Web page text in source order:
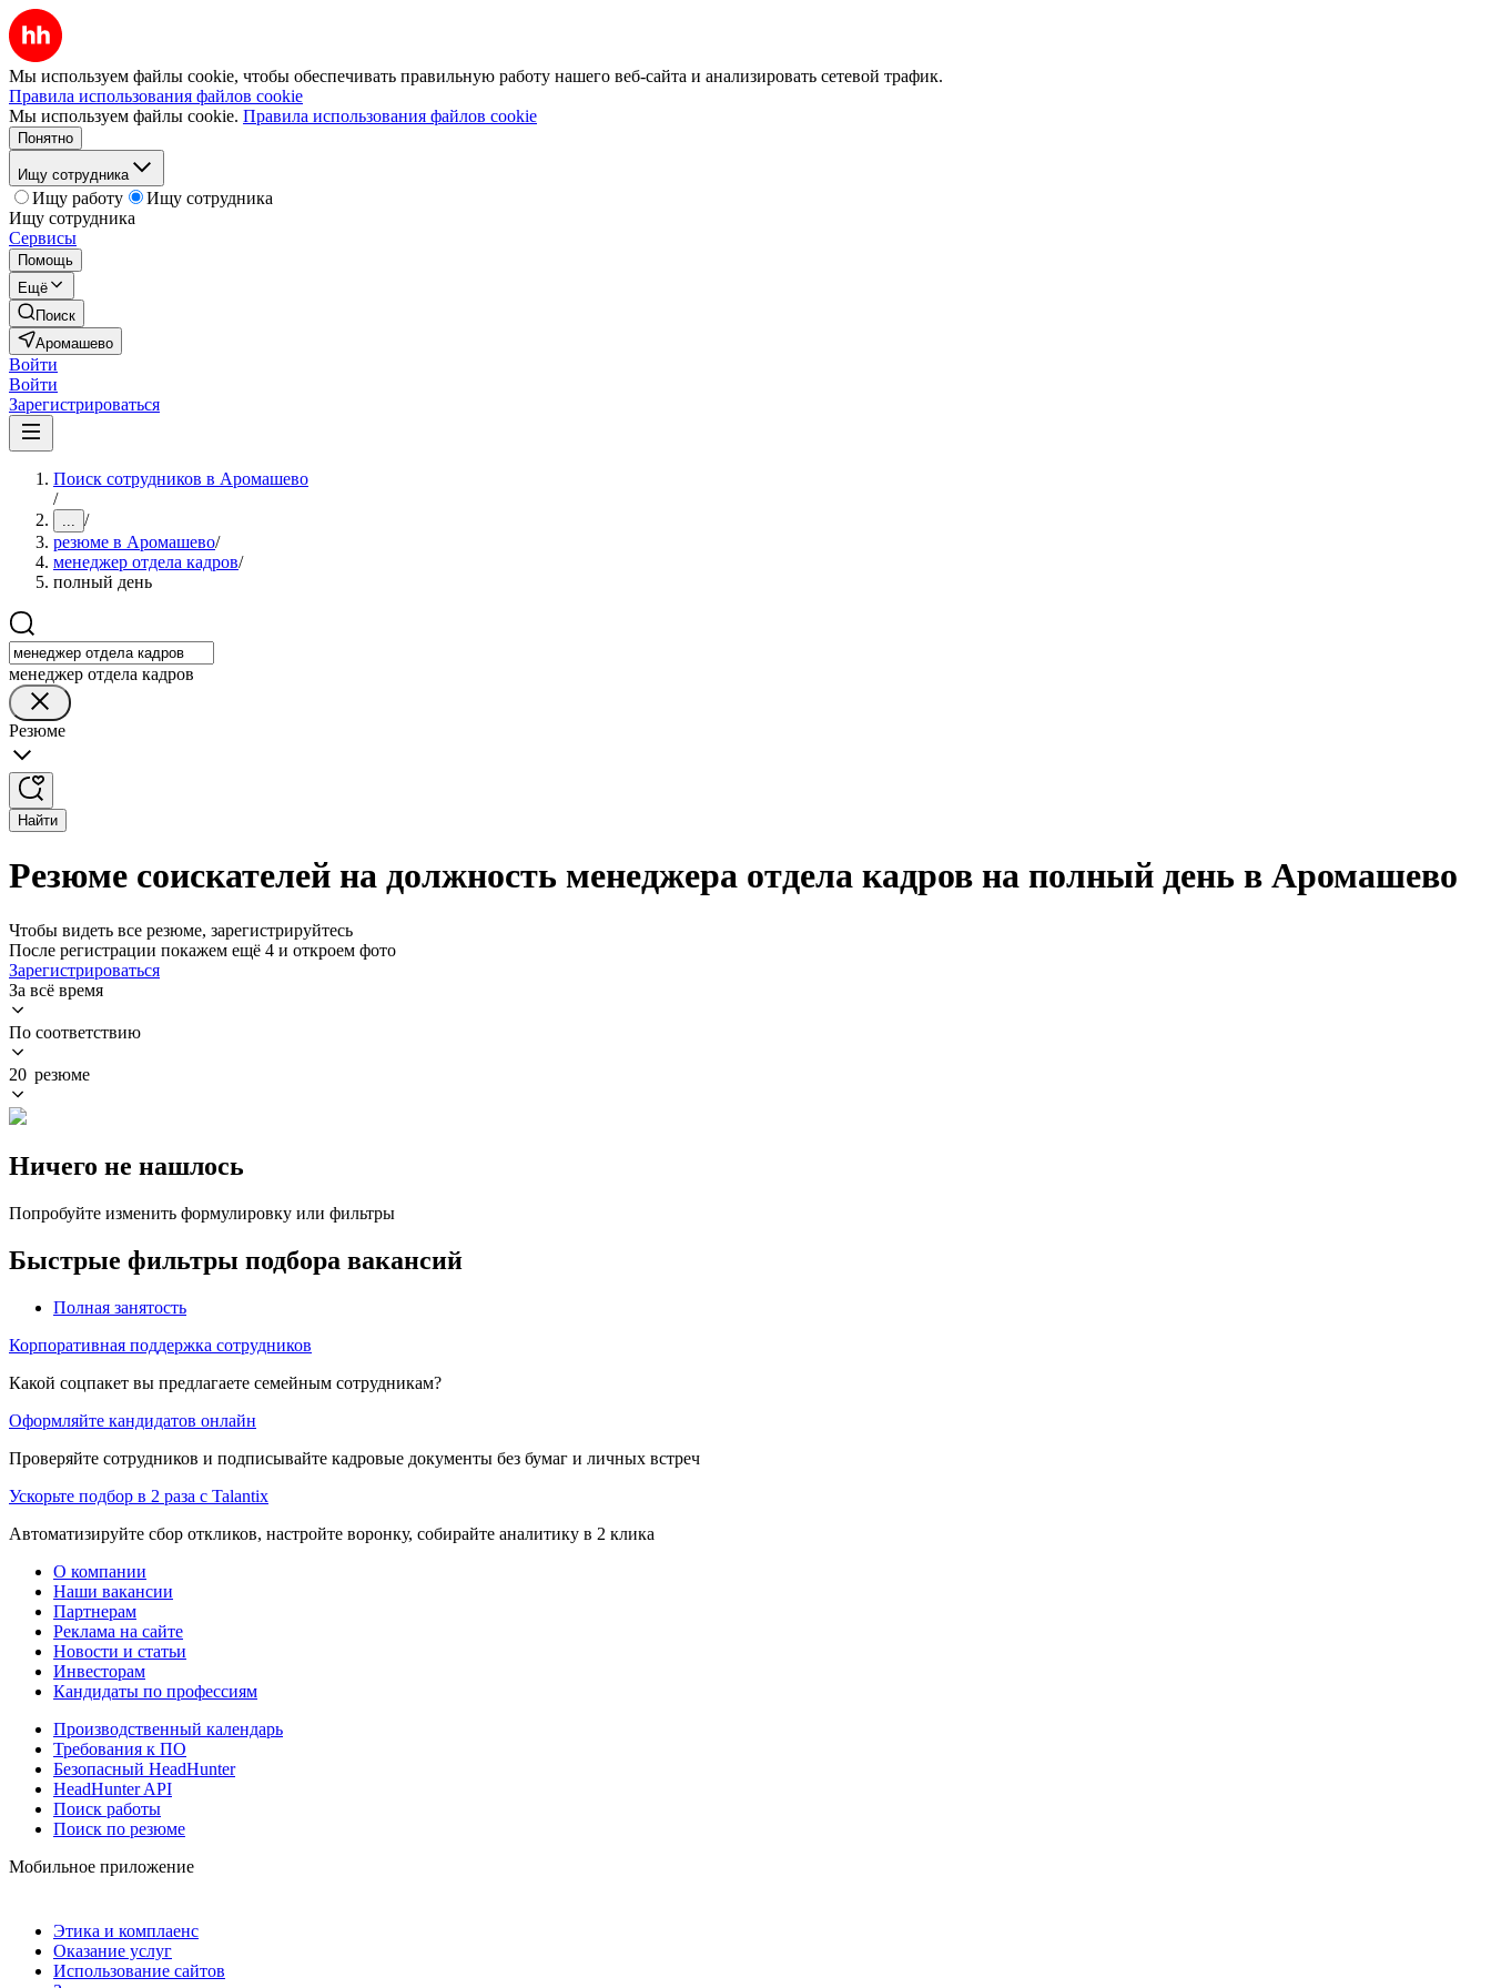
Мы используем файлы cookie, чтобы обеспечивать правильную работу нашего веб-сайта и анализировать сетевой трафик.
Правила использования файлов cookie
Мы используем файлы cookie. Правила использования файлов cookie
Понятно
Ищу сотрудника
Ищу работу
Ищу сотрудника
Ищу сотрудника
Сервисы
Помощь
Ещё
Поиск
Аромашево
Войти
Войти
Зарегистрироваться
Поиск сотрудников в Аромашево
/
... /
резюме в Аромашево/
менеджер отдела кадров/
полный день
менеджер отдела кадров
Резюме
Найти
Резюме соискателей на должность менеджера отдела кадров на полный день в Аромашево
Чтобы видеть все резюме, зарегистрируйтесь
После регистрации покажем ещё 4 и откроем фото
Зарегистрироваться
За всё время
По соответствию
20 резюме
Ничего не нашлось
Попробуйте изменить формулировку или фильтры
Быстрые фильтры подбора вакансий
Полная занятость
Корпоративная поддержка сотрудников
Какой соцпакет вы предлагаете семейным сотрудникам?
Оформляйте кандидатов онлайн
Проверяйте сотрудников и подписывайте кадровые документы без бумаг и личных встреч
Ускорьте подбор в 2 раза с Talantix
Автоматизируйте сбор откликов, настройте воронку, собирайте аналитику в 2 клика
О компании
Наши вакансии
Партнерам
Реклама на сайте
Новости и статьи
Инвесторам
Кандидаты по профессиям
Производственный календарь
Требования к ПО
Безопасный HeadHunter
HeadHunter API
Поиск работы
Поиск по резюме
Мобильное приложение
Этика и комплаенс
Оказание услуг
Использование сайтов